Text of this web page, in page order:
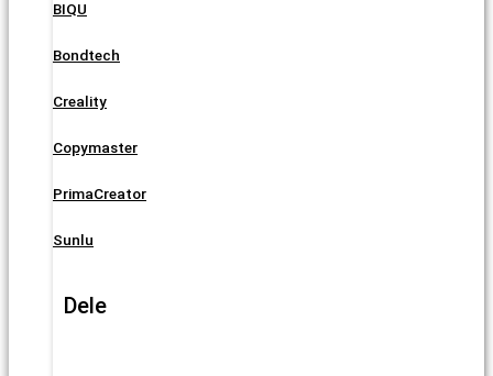
BIQU
Bondtech
Creality
Copymaster
PrimaCreator
Sunlu
Dele